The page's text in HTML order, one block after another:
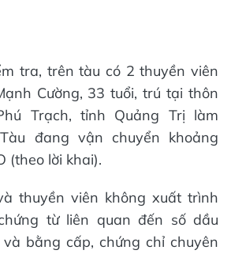
tra, trên tàu có 2 thuyền viên
Cường, 33 tuổi, trú tại thôn
Trạch, tỉnh Quảng Trị làm
đang vận chuyển khoảng
(theo lời khai).
thuyền viên không xuất trình
từ liên quan đến số dầu
bằng cấp, chứng chỉ chuyên